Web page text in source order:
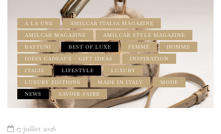
À LA UNE
AMILCAR ITALIA MAGAZINE
AMILCAR MAGAZINE
AMILCAR STYLE MAGAZINE
BASTUNI
BEST OF LUXE FEMME
HOMME
IDÉES CADEAUX - GIFT IDEAS
INSPIRATION
ITALIE
LIFESTYLE
LUXURY
LUXURY EDITIONS
MADE IN ITALY
MODE
NEWS
SAVOIR-FAIRE
17 juillet 2026